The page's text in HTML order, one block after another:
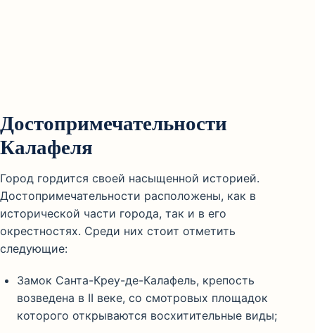
Достопримечательности
Калафеля
Город гордится своей насыщенной историей.
Достопримечательности расположены, как в
исторической части города, так и в его
окрестностях. Среди них стоит отметить
следующие:
Замок Санта-Креу-де-Калафель, крепость
возведена в II веке, со смотровых площадок
которого открываются восхитительные виды;